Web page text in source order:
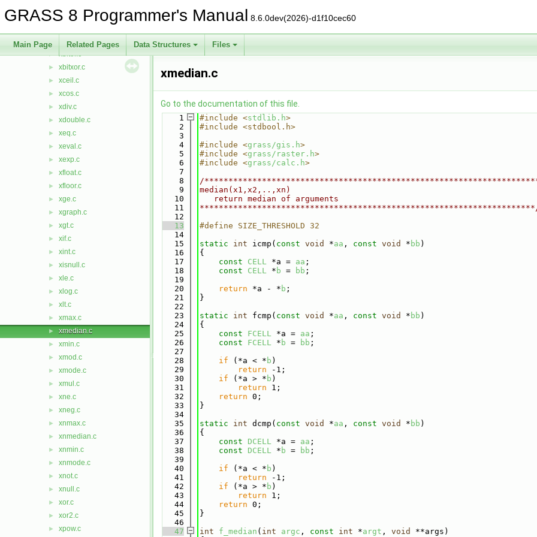
GRASS 8 Programmer's Manual 8.6.0dev(2026)-d1f10cec60
Main Page Related Pages Data Structures Files
► xatan.c
xbitnot.c
► xbitor.c
► xbitxor.c
► xceil.c
► xcos.c
► xdiv.c
► xdouble.c
► xeq.c
► xeval.c
► xexp.c
► xfloat.c
► xfloor.c
► xge.c
► xgraph.c
► xgt.c
► xif.c
► xint.c
► xisnull.c
► xle.c
► xlog.c
► xlt.c
► xmax.c
► xmedian.c
► xmin.c
► xmod.c
► xmode.c
► xmul.c
► xne.c
► xneg.c
► xnmax.c
► xnmedian.c
► xnmin.c
► xnmode.c
► xnot.c
► xnull.c
► xor.c
► xor2.c
► xpow.c
xmedian.c
Go to the documentation of this file.
    1
#include <stdlib.h>
    2
#include <stdbool.h>
    3
    4
#include <grass/gis.h>
    5
#include <grass/raster.h>
    6
#include <grass/calc.h>
    7
    8
/
    9
median(x1,x2,..,xn)
   10
   return median of arguments
   11
   12
   13
#define SIZE_THRESHOLD 32
   14
   15
static int icmp( const void *aa , const void * bb )
   16
{
   17
const CELL *a = aa ;
   18
const CELL * b = bb ;
   19
   20
return *a - * b ;
   21
}
   22
   23
static int fcmp( const void *aa , const void * bb )
   24
{
   25
const FCELL *a = aa ;
   26
const FCELL * b = bb ;
   27
   28
if (*a < * b )
   29
return -1;
   30
if (*a > * b )
   31
return 1;
   32
return 0;
   33
}
   34
   35
static int dcmp( const void *aa , const void * bb )
   36
{
   37
const DCELL *a = aa ;
   38
const DCELL * b = bb ;
   39
   40
if (*a < * b )
   41
return -1;
   42
if (*a > * b )
   43
return 1;
   44
return 0;
   45
}
   46
   47
int f_median ( int argc , const int *argt , void
**args)